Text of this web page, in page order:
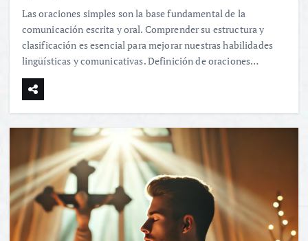
Las oraciones simples son la base fundamental de la
comunicación escrita y oral. Comprender su estructura y
clasificación es esencial para mejorar nuestras habilidades
lingüísticas y comunicativas. Definición de oraciones…